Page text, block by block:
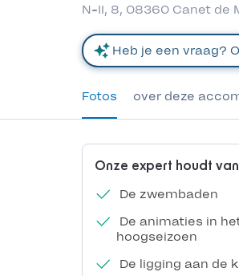
N-II, 8, 08360 Canet de
Fotos over deze
Onze expert houdt
De zwembaden
De animaties in
hoogseizoen
De ligging aan de